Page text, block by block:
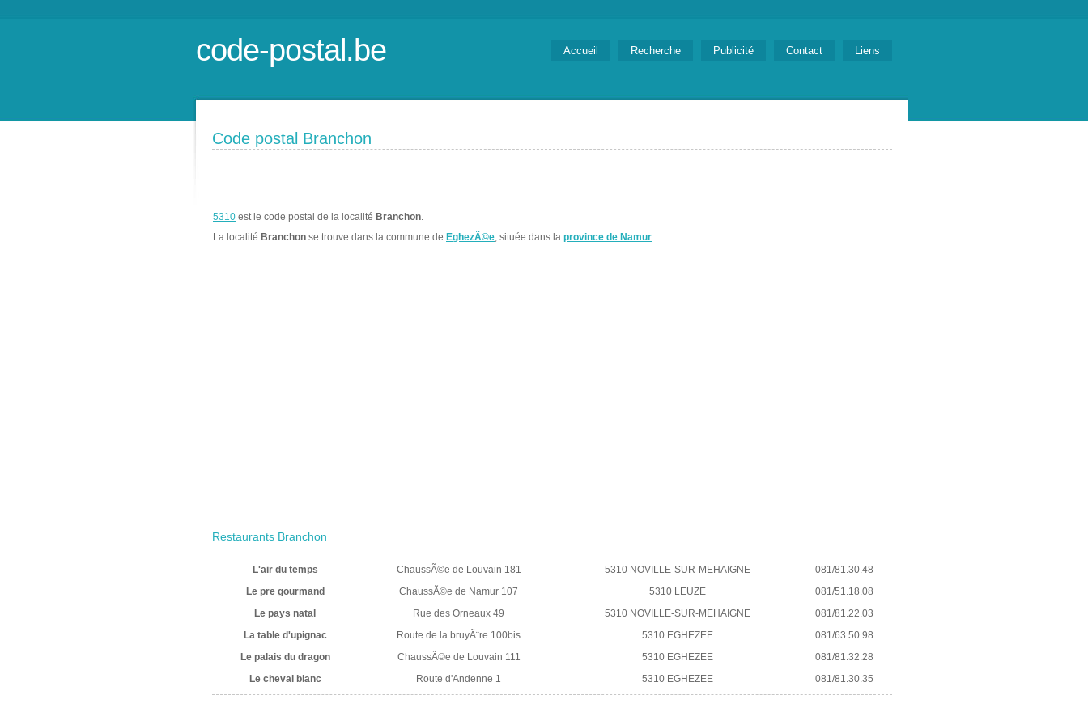
code-postal.be Accueil Recherche Publicité Contact Liens
Code postal Branchon
5310 est le code postal de la localité Branchon.
La localité Branchon se trouve dans la commune de EghezÃ©e, située dans la province de Namur.
Restaurants Branchon
L'air du temps ChaussÃ©e de Louvain 181 5310 NOVILLE-SUR-MEHAIGNE
081/81.30.48
Le pre gourmand
ChaussÃ©e de Namur 107 5310 LEUZE
081/51.18.08
Le pays natal
Rue des Orneaux 49 5310 NOVILLE-SUR-MEHAIGNE
081/81.22.03
La table d'upignac
Route de la bruyÃ¨re 100bis 5310 EGHEZEE
081/63.50.98
Le palais du dragon
ChaussÃ©e de Louvain 111 5310 EGHEZEE
081/81.32.28
Le cheval blanc
Route d'Andenne 1 5310 EGHEZEE 081/81.30.35